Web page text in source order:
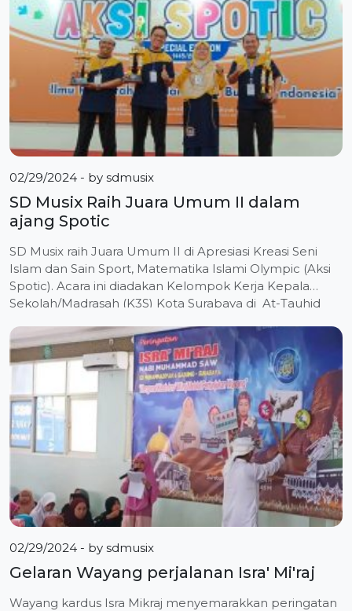
02/29/2024 - by sdmusix
SD Musix Raih Juara Umum II dalam
ajang Spotic
SD Musix raih Juara Umum II di Apresiasi Kreasi Seni
Islam dan Sain Sport, Matematika Islami Olympic (Aksi
Spotic). Acara ini diadakan Kelompok Kerja Kepala
Sekolah/Madrasah (K3S) Kota Surabaya di At-Tauhid
Muhammadiyah 6 Gadung Surabaya mengirim siswanya
mengikuti semua lomba akademik dan non akademik.
Kaur Kesiswaan Anisa Herawari SPd menjelaskan,
lomba […]
02/29/2024 - by sdmusix
Gelaran Wayang perjalanan Isra' Mi'raj
Wayang kardus Isra Mikraj menyemarakkan peringatan